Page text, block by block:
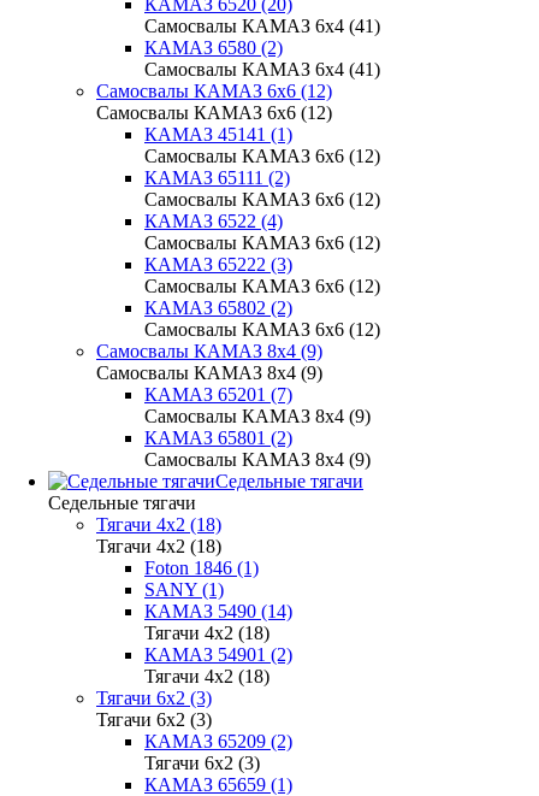
КАМАЗ 6520 (20)
Самосвалы КАМАЗ 6х4 (41)
КАМАЗ 6580 (2)
Самосвалы КАМАЗ 6х4 (41)
Самосвалы КАМАЗ 6х6 (12)
Самосвалы КАМАЗ 6х6 (12)
КАМАЗ 45141 (1)
Самосвалы КАМАЗ 6х6 (12)
КАМАЗ 65111 (2)
Самосвалы КАМАЗ 6х6 (12)
КАМАЗ 6522 (4)
Самосвалы КАМАЗ 6х6 (12)
КАМАЗ 65222 (3)
Самосвалы КАМАЗ 6х6 (12)
КАМАЗ 65802 (2)
Самосвалы КАМАЗ 6х6 (12)
Самосвалы КАМАЗ 8х4 (9)
Самосвалы КАМАЗ 8х4 (9)
КАМАЗ 65201 (7)
Самосвалы КАМАЗ 8х4 (9)
КАМАЗ 65801 (2)
Самосвалы КАМАЗ 8х4 (9)
Седельные тягачи
Седельные тягачи
Тягачи 4x2 (18)
Тягачи 4x2 (18)
Foton 1846 (1)
SANY (1)
КАМАЗ 5490 (14)
Тягачи 4x2 (18)
КАМАЗ 54901 (2)
Тягачи 4x2 (18)
Тягачи 6x2 (3)
Тягачи 6x2 (3)
КАМАЗ 65209 (2)
Тягачи 6x2 (3)
КАМАЗ 65659 (1)